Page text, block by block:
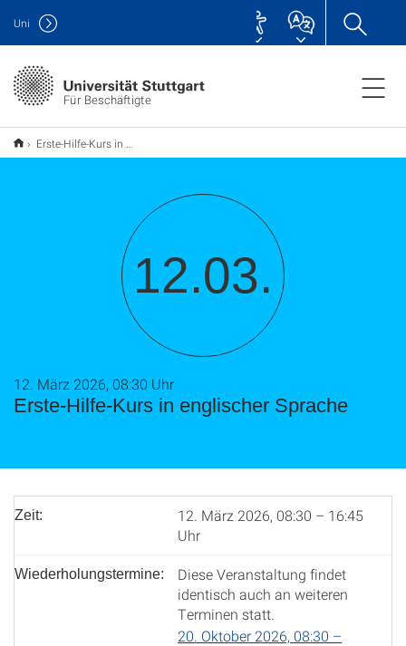
Für Beschäftigte
Uni
Erste-Hilfe-Kurs in englischer Sprache
12.03.
Erste-Hilfe-Kurs in englischer Sprache
12. März 2026, 08:30 Uhr
Zeit:
12. März 2026, 08:30 – 16:45
Uhr
Wiederholungstermine:
Diese Veranstaltung findet
identisch auch an weiteren
Terminen statt.
20. Oktober 2026, 08:30 –